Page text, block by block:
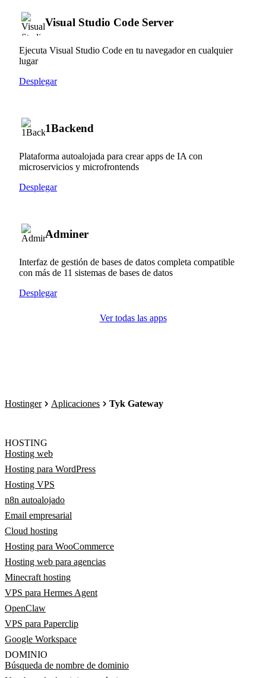
Visual Studio Code Server
Ejecuta Visual Studio Code en tu navegador en cualquier
lugar
Desplegar
1Backend
Plataforma autoalojada para crear apps de IA con
microservicios y microfrontends
Desplegar
Adminer
Interfaz de gestión de bases de datos completa compatible
con más de 11 sistemas de bases de datos
Desplegar
Ver todas las apps
Hostinger Aplicaciones Tyk Gateway
HOSTING
Hosting web
Hosting para WordPress
Hosting VPS
n8n autoalojado
Email empresarial
Cloud hosting
Hosting para WooCommerce
Hosting web para agencias
Minecraft hosting
VPS para Hermes Agent
OpenClaw
VPS para Paperclip
Google Workspace
DOMINIO
Búsqueda de nombre de dominio